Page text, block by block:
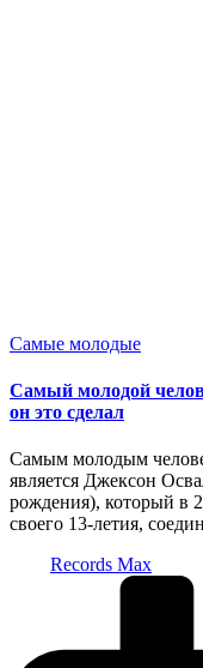
Опубликовано
Самые молодые
Самый молодой
он это сделал
Самым молодым
является Джексон
рождения), который в
своего 13-летия,
Records Max